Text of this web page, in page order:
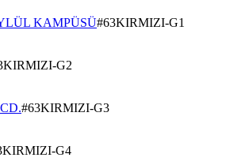
KAMPÜSÜ#63KIRMIZI-G1
G2
#63KIRMIZI-G3
G4